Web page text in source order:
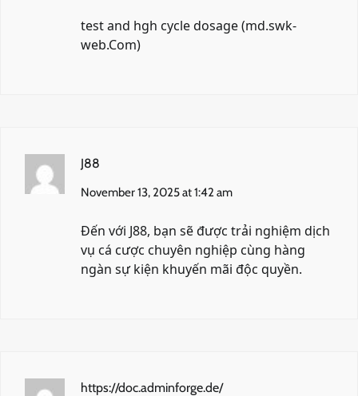
test and hgh cycle dosage (md.swk-
web.Com)
J88
November 13, 2025 at 1:42 am
Đến với J88, bạn sẽ được trải nghiệm dịch
vụ cá cược chuyên nghiệp cùng hàng
ngàn sự kiện khuyến mãi độc quyền.
https://doc.adminforge.de/